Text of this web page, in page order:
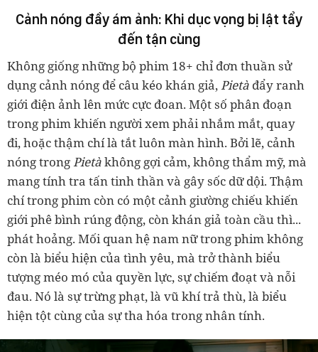
Cảnh nóng đầy ám ảnh: Khi dục vọng bị lật tẩy
đến tận cùng
Không giống những bộ phim 18+ chỉ đơn thuần sử
dụng cảnh nóng để câu kéo khán giả,Pietà đẩy ranh
giới điện ảnh lên mức cực đoan. Một số phân đoạn
trong phim khiến người xem phải nhắm mắt, quay
đi, hoặc thậm chí là tắt luôn màn hình. Bởi lẽ, cảnh
nóng trongPietàkhông gợi cảm, không thẩm mỹ, mà
mang tính tra tấn tinh thần và gây sốc dữ dội. Thậm
chí trong phim còn có một cảnh giường chiếu khiến
giới phê bình rúng động, còn khán giả toàn cầu thì...
phát hoảng. Mối quan hệ nam nữ trong phim không
còn là biểu hiện của tình yêu, mà trở thành biểu
tượng méo mó của quyền lực, sự chiếm đoạt và nỗi
đau. Nó là sự trừng phạt, là vũ khí trả thù, là biểu
hiện tột cùng của sự tha hóa trong nhân tính.